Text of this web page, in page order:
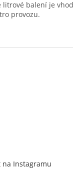
litrové balení je
provozu.
na Instagramu